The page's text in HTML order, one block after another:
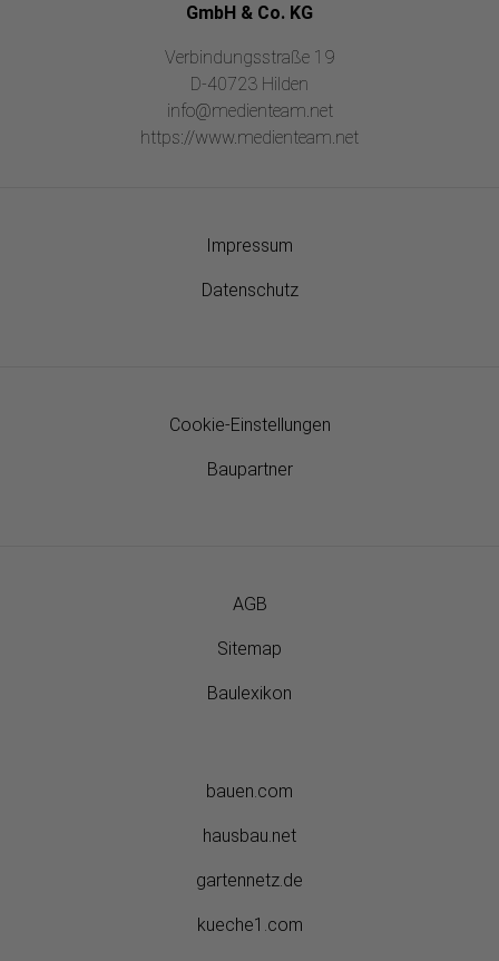
GmbH & Co. KG
Verbindungsstraße 19
D-40723 Hilden
info@medienteam.net
https://www.medienteam.net
Impressum
Datenschutz
Cookie-Einstellungen
Baupartner
AGB
Sitemap
Baulexikon
bauen.com
hausbau.net
gartennetz.de
kueche1.com